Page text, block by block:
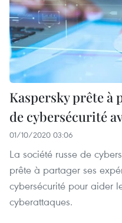
Kaspersky prête à
de cybersécurité
01/10/2020 03:06
La société russe de
prête à partager ses
cybersécurité pour aider
cyberattaques.